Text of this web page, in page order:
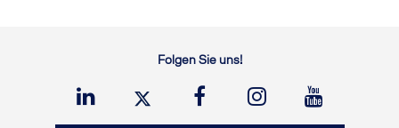
Folgen Sie uns!